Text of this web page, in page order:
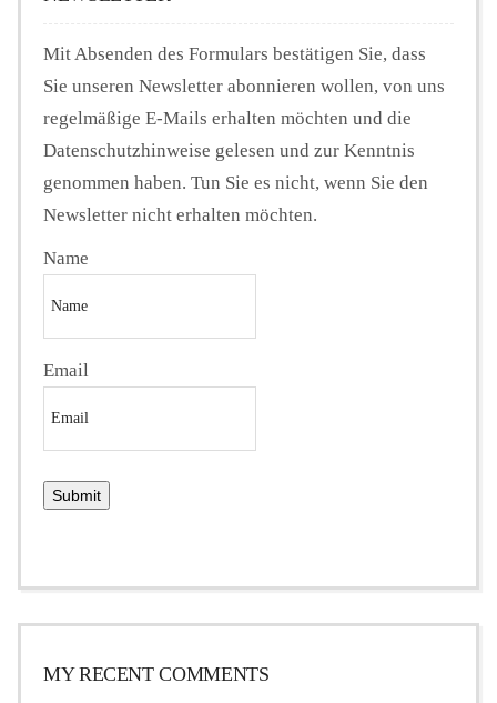
Mit Absenden des Formulars bestätigen Sie, dass
Sie unseren Newsletter abonnieren wollen, von uns
regelmäßige E-Mails erhalten möchten und die
Datenschutzhinweise gelesen und zur Kenntnis
genommen haben. Tun Sie es nicht, wenn Sie den
Newsletter nicht erhalten möchten.
Name
Email
MY RECENT COMMENTS